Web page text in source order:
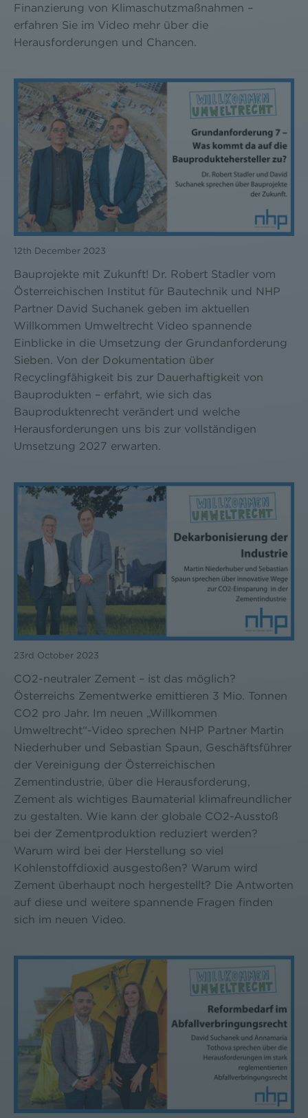
Finanzierung von Klimaschutzmaßnahmen –
erfahren Sie im Video mehr über die
Herausforderungen und Chancen.
12th December 2023
Bauprojekte mit Zukunft! Dr. Robert Stadler vom
Österreichischen Institut für Bautechnik und NHP
Partner David Suchanek geben im aktuellen
Willkommen Umweltrecht Video spannende
Einblicke in die Umsetzung der Grundanforderung
Sieben. Von der Dokumentation über
Recyclingfähigkeit bis zur Dauerhaftigkeit von
Bauprodukten – erfahrt, wie sich das
Bauproduktenrecht verändert und welche
Herausforderungen uns bis zur vollständigen
Umsetzung 2027 erwarten.
23rd October 2023
CO2-neutraler Zement – ist das möglich?
Österreichs Zementwerke emittieren 3 Mio. Tonnen
CO2 pro Jahr. Im neuen „Willkommen
Umweltrecht“-Video sprechen NHP Partner Martin
Niederhuber und Sebastian Spaun, Geschäftsführer
der Vereinigung der Österreichischen
Zementindustrie, über die Herausforderung,
Zement als wichtiges Baumaterial klimafreundlicher
zu gestalten. Wie kann der globale CO2-Ausstoß
bei der Zementproduktion reduziert werden?
Warum wird bei der Herstellung so viel
Kohlenstoffdioxid ausgestoßen? Warum wird
Zement überhaupt noch hergestellt? Die Antworten
auf diese und weitere spannende Fragen finden
sich im neuen Video.